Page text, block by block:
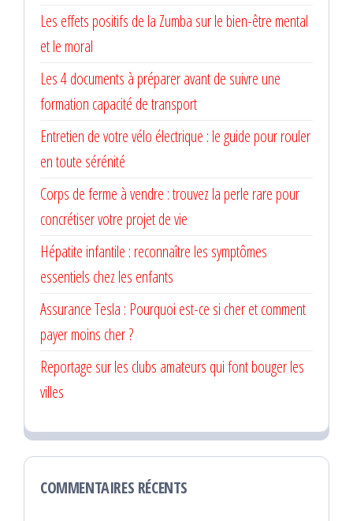
Les effets positifs de la Zumba sur le bien-être mental
et le moral
Les 4 documents à préparer avant de suivre une
formation capacité de transport
Entretien de votre vélo électrique : le guide pour rouler
en toute sérénité
Corps de ferme à vendre : trouvez la perle rare pour
concrétiser votre projet de vie
Hépatite infantile : reconnaître les symptômes
essentiels chez les enfants
Assurance Tesla : Pourquoi est-ce si cher et comment
payer moins cher ?
Reportage sur les clubs amateurs qui font bouger les
villes
COMMENTAIRES RÉCENTS